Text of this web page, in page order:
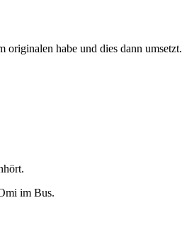
originalen habe und dies dann umsetzt.
im Bus.